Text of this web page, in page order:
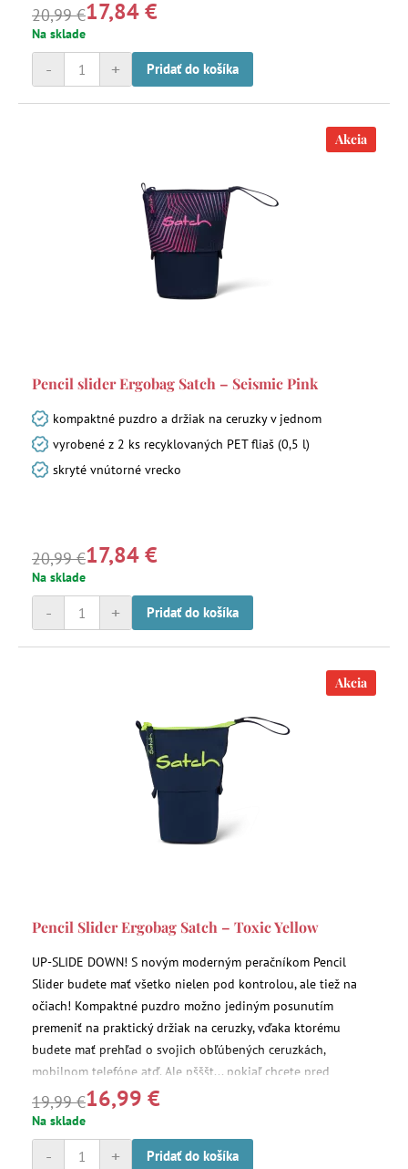
20,99 €17,84 €
Na sklade
+
- Pridať do košíka
Akcia
Pencil slider Ergobag Satch – Seismic Pink
kompaktné puzdro a držiak na ceruzky v jednom
vyrobené z 2 ks recyklovaných PET fliaš (0,5 l)
skryté vnútorné vrecko
20,99 €17,84 €
Na sklade
+
- Pridať do košíka
Akcia
Pencil Slider Ergobag Satch – Toxic Yellow
UP-SLIDE DOWN! S novým moderným peračníkom Pencil
Slider budete mať všetko nielen pod kontrolou, ale tiež na
očiach! Kompaktné puzdro možno jediným posunutím
premeniť na praktický držiak na ceruzky, vďaka ktorému
budete mať prehľad o svojich obľúbených ceruzkách,
mobilnom telefóne atď. Ale pšššt... pokiaľ chcete pred
ostatnými niečo skryť, môžete to jednoducho uschovať do
tajného vrecka.
19,99 €16,99 €
Na sklade
+
- Pridať do košíka